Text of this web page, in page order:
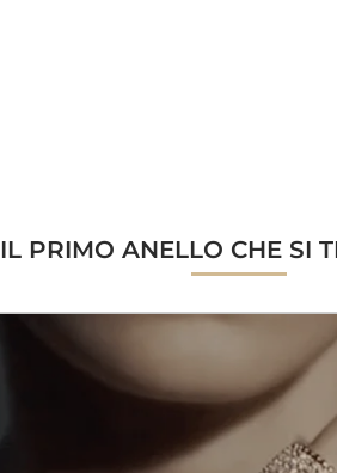
IL PRIMO ANELLO CHE SI